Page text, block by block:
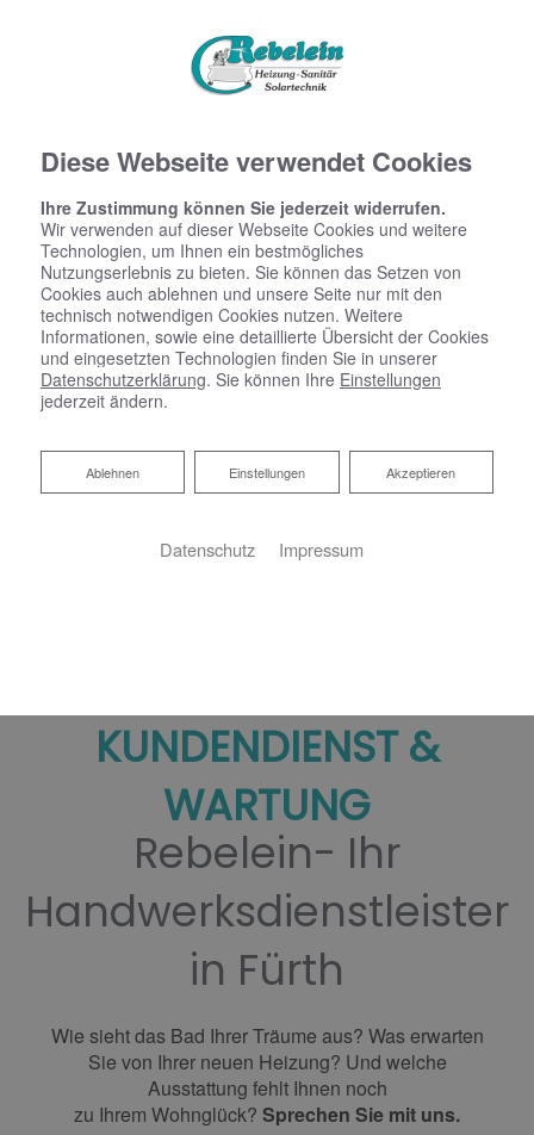
KUNDENDIENST &
WARTUNG
Rebelein- Ihr
Handwerksdienstleister
in Fürth
Wie sieht das Bad Ihrer Träume aus? Was erwarten
Sie von Ihrer neuen Heizung? Und welche
Ausstattung fehlt Ihnen noch
zu Ihrem Wohnglück? Sprechen Sie mit uns.
Diese Webseite verwendet Cookies
Ihre Zustimmung können Sie jederzeit widerrufen.
Wir verwenden auf dieser Webseite Cookies und weitere
Technologien, um Ihnen ein bestmögliches
Nutzungserlebnis zu bieten. Sie können das Setzen von
Cookies auch ablehnen und unsere Seite nur mit den
technisch notwendigen Cookies nutzen. Weitere
Informationen, sowie eine detaillierte Übersicht der Cookies
und eingesetzten Technologien finden Sie in unserer
Datenschutzerklärung. Sie können Ihre Einstellungen
jederzeit ändern.
Akzeptieren
Einstellungen
Ablehnen
Ablehnen
Datenschutz Impressum